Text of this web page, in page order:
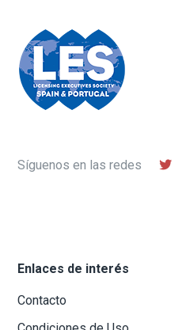
Síguenos en las redes
Enlaces de interés
Contacto